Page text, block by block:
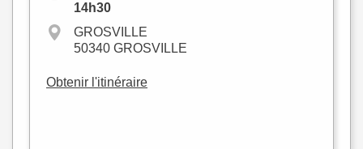
14h30
GROSVILLE
50340 GROSVILLE
Obtenir l'itinéraire